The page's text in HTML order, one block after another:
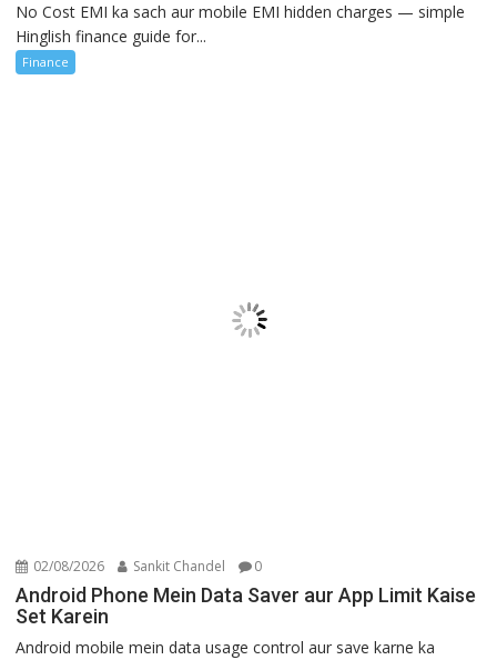
No Cost EMI ka sach aur mobile EMI hidden charges — simple
Hinglish finance guide for...
Finance
02/08/2026 Sankit Chandel 0
Android Phone Mein Data Saver aur App Limit Kaise
Set Karein
Android mobile mein data usage control aur save karne ka